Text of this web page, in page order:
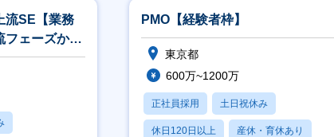
流SE【業務
フェーズから
可能】
PMO【経験者枠】
東京都
600万~1200万
正社員採用 土日祝休み
休日120日以上 産休・育休あり